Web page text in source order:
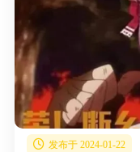
发布于 2024-01-22